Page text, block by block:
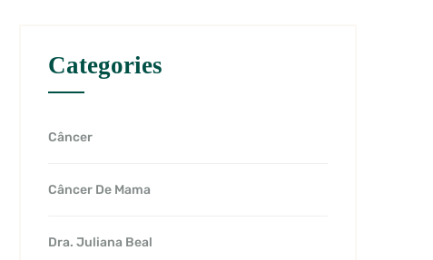
Categories
Câncer
Câncer De Mama
Dra. Juliana Beal